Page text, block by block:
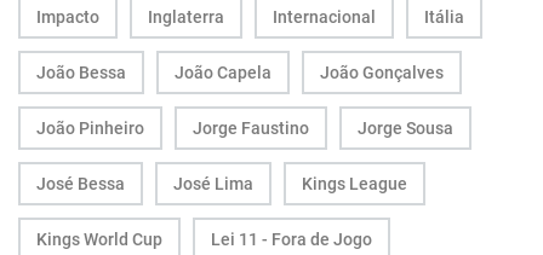
Impacto Inglaterra Internacional Itália
João Bessa João Capela João Gonçalves
João Pinheiro Jorge Faustino Jorge Sousa
José Bessa José Lima Kings League
Kings World Cup Lei 11 - Fora de Jogo